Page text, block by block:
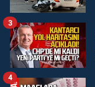
3
4